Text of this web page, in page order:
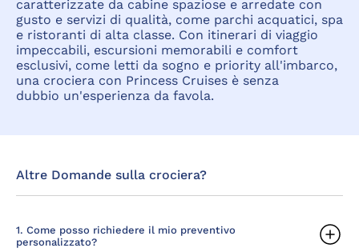
caratterizzate da cabine spaziose e arredate con
gusto e servizi di qualità, come parchi acquatici, spa
e ristoranti di alta classe. Con itinerari di viaggio
impeccabili, escursioni memorabili e comfort
esclusivi, come letti da sogno e priority all'imbarco,
una crociera con Princess Cruises è senza
dubbio un'esperienza da favola.
Altre Domande sulla crociera?
1. Come posso richiedere il mio preventivo
personalizzato?